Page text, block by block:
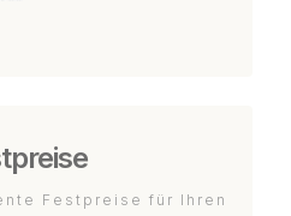
Festpreise für Ihren